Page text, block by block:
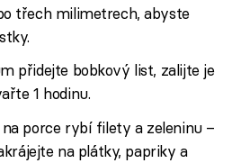
třech milimetrech, abyste
přidejte bobkový list, zalijte je
1 hodinu.
porce rybí filety a zeleninu –
na plátky, papriky a